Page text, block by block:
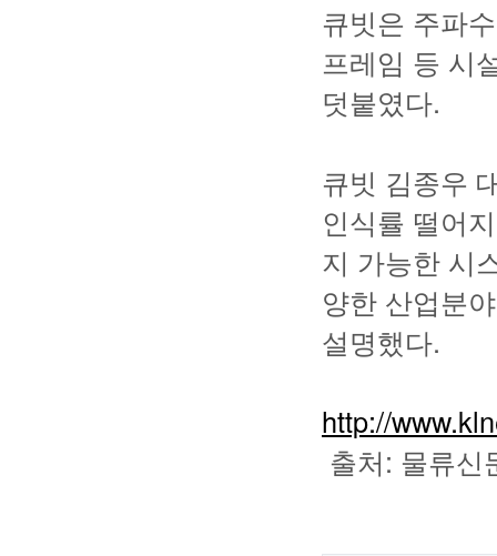
큐빗은 주파
프레임 등 시
덧붙였다.
큐빗 김종우
인식률 떨어
지 가능한 시
양한 산업분
설명했다.
http://
출처: 물류신